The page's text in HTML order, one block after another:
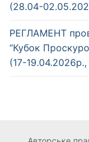
(28.04-
РЕГЛАМЕНТ
“Кубок
(17-